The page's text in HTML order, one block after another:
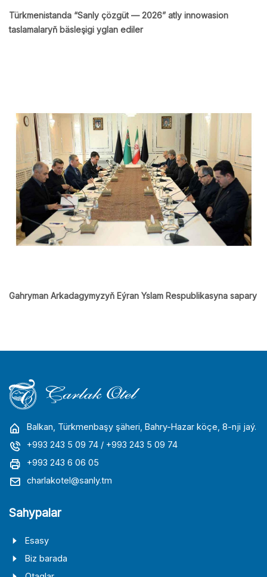
Türkmenistanda “Sanly çözgüt — 2026” atly innowasion
taslamalaryň bäsleşigi yglan ediler
Gahryman Arkadagymyzyň Eýran Yslam Respublikasyna sapary
Balkan, Türkmenbaşy şäheri, Bahry-Hazar köçe, 8-nji jaý.
+993 243 5 09 74 / +993 243 5 09 74
+993 243 6 06 05
charlakotel@sanly.tm
Sahypalar
Esasy
Biz barada